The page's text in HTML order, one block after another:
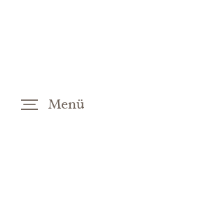
Menü